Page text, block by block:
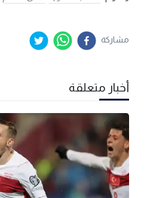
مشاركة
أخبار متعلقة